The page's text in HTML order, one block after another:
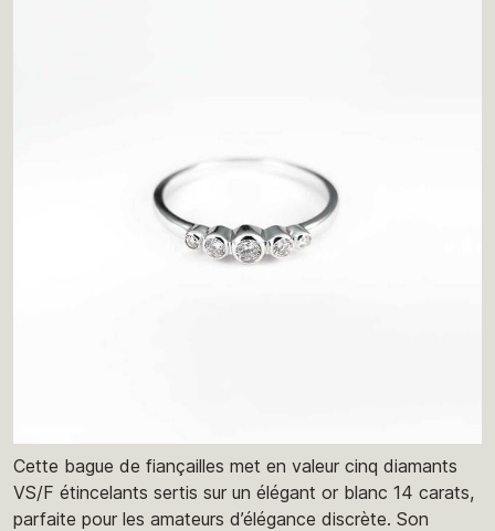
Cette bague de fiançailles met en valeur cinq diamants
VS/F étincelants sertis sur un élégant or blanc 14 carats,
parfaite pour les amateurs d’élégance discrète. Son